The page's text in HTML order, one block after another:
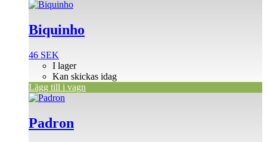
Biquinho
46 SEK
I lager
Kan skickas idag
Lägg till i vagn
Padron